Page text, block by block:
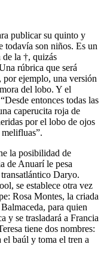
publicar su quinto y
todavía son niños. Es un
la †, quizás
rúbrica que será
ejemplo, una versión
del lobo. Y el
entonces todas las
caperucita roja de
por el lobo de ojos
la posibilidad de
de Anuarí le pesa
Daryo.
se establece otra vez
Rosa Montes, la criada
para quien
y se trasladará a Francia
tiene dos nombres:
baúl y toma el tren a